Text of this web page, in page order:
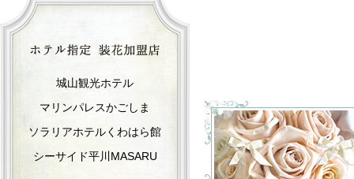
城山観光ホテル
マリンパレスかごしま
ソラリアホテルくわはら館
シーサイド平川MASARU